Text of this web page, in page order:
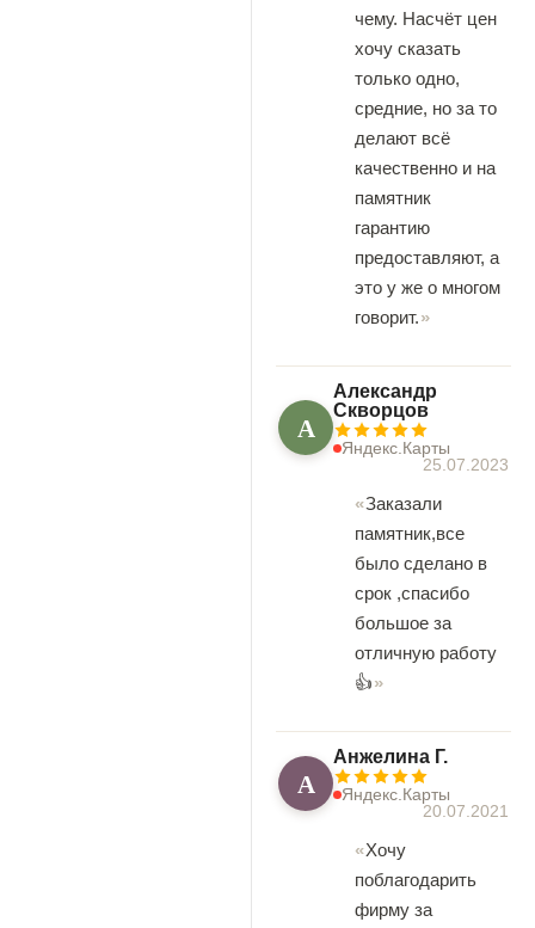
чему. Насчёт цен
хочу сказать
только одно,
средние, но за то
делают всё
качественно и на
памятник
гарантию
предоставляют, а
это у же о многом
говорит.
А
Александр
Скворцов
Яндекс.Карты
25.07.2023
Заказали
памятник,все
было сделано в
срок ,спасибо
большое за
отличную работу
👍
А
Анжелина Г.
Яндекс.Карты
20.07.2021
Хочу
поблагодарить
фирму за